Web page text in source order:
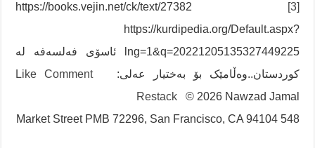
https://books.vejin.net/ck/text/27382
[3]
https://kurdipedia.org/Default.aspx?
lng=1&q=20221205135327449225 ئاسۆی فەلسەفە لە
کوردستان..وەڵامێک بۆ بەختیار عەلی:
Like
Comment
Restack© 2026 Nawzad Jamal
548 Market Street PMB 72296, San Francisco, CA 94104